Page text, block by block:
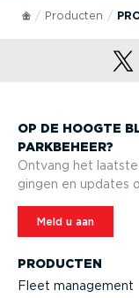
Producten
PRODUCTEN
Fleet management
OP DE HOOGTE
PARK­BEHEER?
Ontvang het
gingen en updates
Meld u aan